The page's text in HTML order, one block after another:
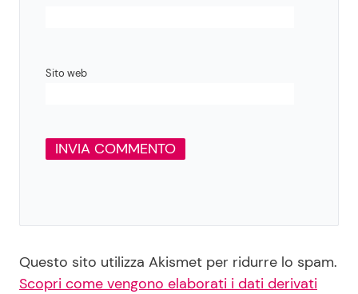
Sito web
Questo sito utilizza Akismet per ridurre lo spam.
Scopri come vengono elaborati i dati derivati